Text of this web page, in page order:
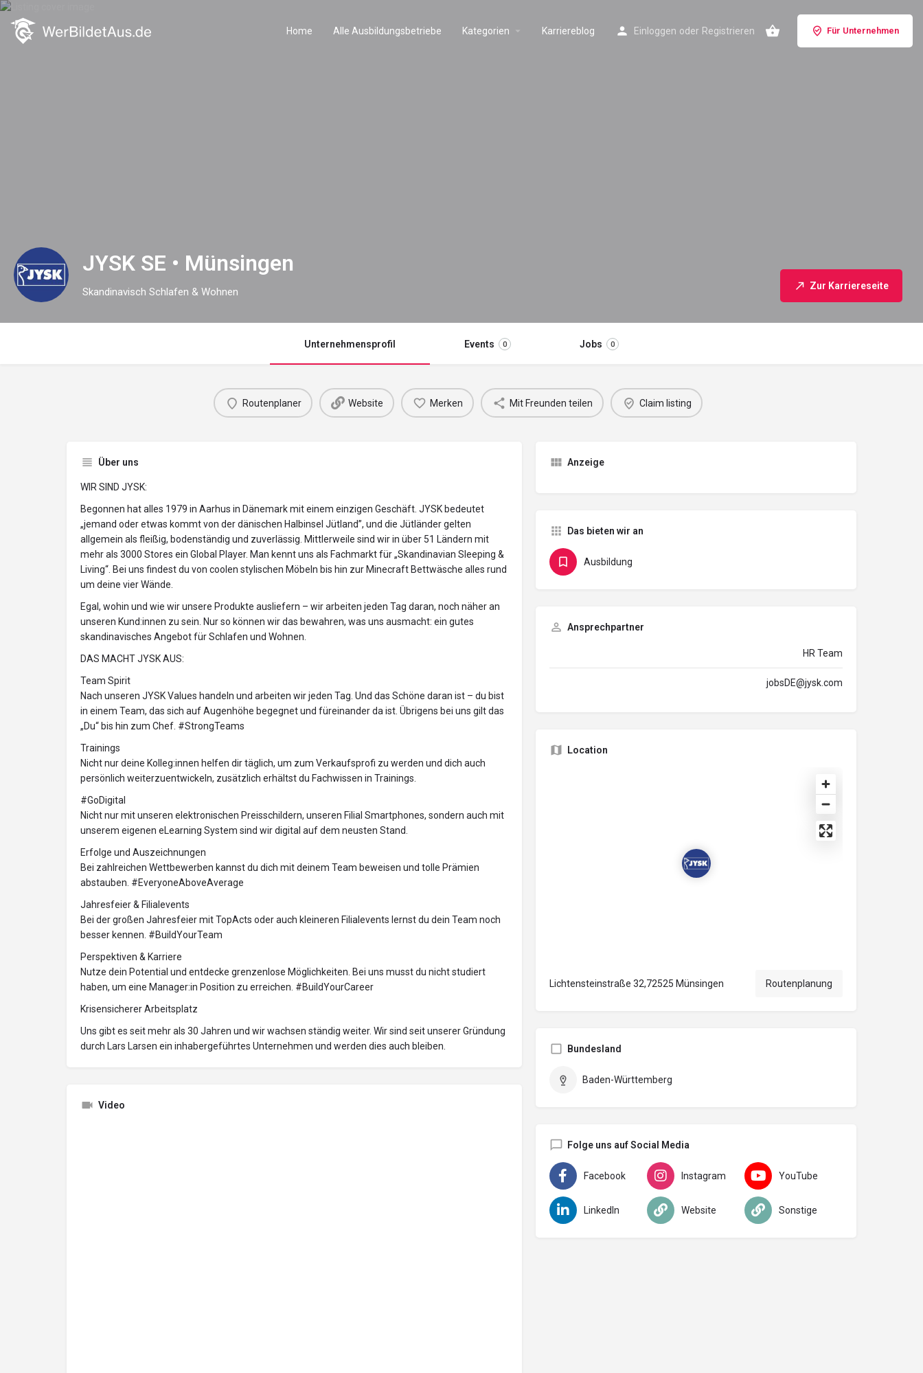
Home Alle Ausbildungsbetriebe Kategorien Karriereblog Einloggen oder Registrieren Für Unternehmen
JYSK SE • Münsingen
Skandinavisch Schlafen & Wohnen Zur Karriereseite
Unternehmensprofil Events 0 Jobs 0
Routenplaner Website Merken Mit Freunden teilen Claim listing
Über uns
WIR SIND JYSK:
Begonnen hat alles 1979 in Aarhus in Dänemark mit einem einzigen Geschäft. JYSK bedeutet
„jemand oder etwas kommt von der dänischen Halbinsel Jütland”, und die Jütländer gelten
allgemein als fleißig, bodenständig und zuverlässig. Mittlerweile sind wir in über 51 Ländern mit
mehr als 3000 Stores ein Global Player. Man kennt uns als Fachmarkt für „Skandinavian Sleeping &
Living“. Bei uns findest du von coolen stylischen Möbeln bis hin zur Minecraft Bettwäsche alles rund
um deine vier Wände.
Egal, wohin und wie wir unsere Produkte ausliefern – wir arbeiten jeden Tag daran, noch näher an
unseren Kund:innen zu sein. Nur so können wir das bewahren, was uns ausmacht: ein gutes
skandinavisches Angebot für Schlafen und Wohnen.
DAS MACHT JYSK AUS:
Team Spirit
Nach unseren JYSK Values handeln und arbeiten wir jeden Tag. Und das Schöne daran ist – du bist
in einem Team, das sich auf Augenhöhe begegnet und füreinander da ist. Übrigens bei uns gilt das
„Du“ bis hin zum Chef. #StrongTeams
Trainings
Nicht nur deine Kolleg:innen helfen dir täglich, um zum Verkaufsprofi zu werden und dich auch
persönlich weiterzuentwickeln, zusätzlich erhältst du Fachwissen in Trainings.
#GoDigital
Nicht nur mit unseren elektronischen Preisschildern, unseren Filial Smartphones, sondern auch mit
unserem eigenen eLearning System sind wir digital auf dem neusten Stand.
Erfolge und Auszeichnungen
Bei zahlreichen Wettbewerben kannst du dich mit deinem Team beweisen und tolle Prämien
abstauben. #EveryoneAboveAverage
Jahresfeier & Filialevents
Bei der großen Jahresfeier mit TopActs oder auch kleineren Filialevents lernst du dein Team noch
besser kennen. #BuildYourTeam
Perspektiven & Karriere
Nutze dein Potential und entdecke grenzenlose Möglichkeiten. Bei uns musst du nicht studiert
haben, um eine Manager:in Position zu erreichen. #BuildYourCareer
Krisensicherer Arbeitsplatz
Uns gibt es seit mehr als 30 Jahren und wir wachsen ständig weiter. Wir sind seit unserer Gründung
durch Lars Larsen ein inhabergeführtes Unternehmen und werden dies auch bleiben.
Video
Anzeige
Das bieten wir an
Ausbildung
Ansprechpartner
HR Team
jobsDE@jysk.com
Location
Lichtensteinstraße 32,72525 Münsingen Routenplanung
Bundesland
Baden-Württemberg
Folge uns auf Social Media
Facebook Instagram YouTube
LinkedIn Website Sonstige